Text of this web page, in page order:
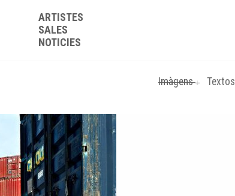
ARTISTES
SALES
NOTICIES
Imàgens Textos